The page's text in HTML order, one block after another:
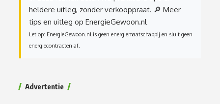
heldere uitleg, zonder verkooppraat. 🔎 Meer
tips en uitleg op EnergieGewoon.nl
Let op: EnergieGewoon.nl is geen energiemaatschappij en sluit geen
energiecontracten af.
Advertentie